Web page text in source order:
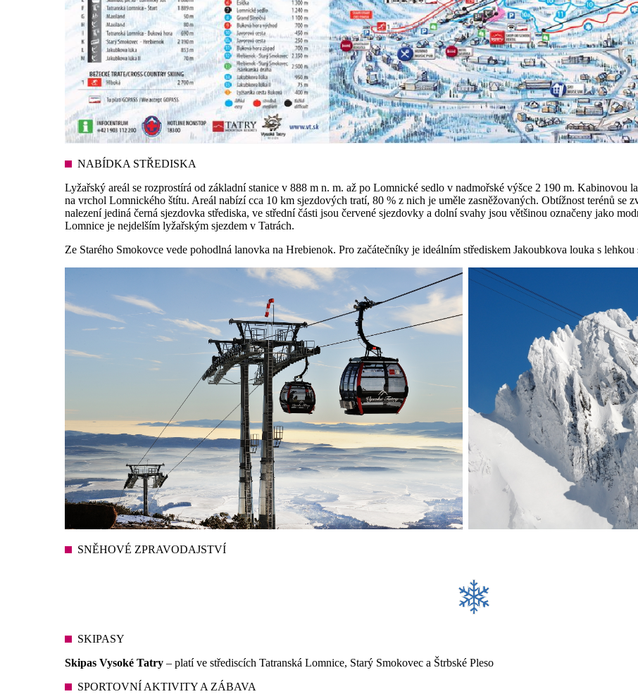
NABÍDKA STŘEDISKA
Lyžařský areál se rozprostírá od základní stanice v 888 m n. m. až po Lomnické sedlo v nadmořské výšce 2 190 m. Kabinovou
na vrchol Lomnického štítu. Areál nabízí cca 10 km sjezdových tratí, 80 % z nich je uměle zasněžovaných. Obtížnost terénů se
nalezení jediná černá sjezdovka střediska, ve střední části jsou červené sjezdovky a dolní svahy jsou většinou označeny jako
Lomnice je nejdelším lyžařským sjezdem v Tatrách.
Ze Starého Smokovce vede pohodlná lanovka na Hrebienok. Pro začátečníky je ideálním střediskem Jakoubkova louka s lehkou
SNĚHOVÉ ZPRAVODAJSTVÍ
SKIPASY
Skipas Vysoké Tatry – platí ve střediscích Tatranská Lomnice, Starý Smokovec a Štrbské Pleso
SPORTOVNÍ AKTIVITY A ZÁBAVA